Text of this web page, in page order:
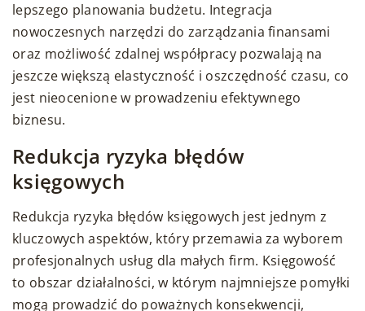
lepszego planowania budżetu. Integracja
nowoczesnych narzędzi do zarządzania finansami
oraz możliwość zdalnej współpracy pozwalają na
jeszcze większą elastyczność i oszczędność czasu, co
jest nieocenione w prowadzeniu efektywnego
biznesu.
Redukcja ryzyka błędów
księgowych
Redukcja ryzyka błędów księgowych jest jednym z
kluczowych aspektów, który przemawia za wyborem
profesjonalnych usług dla małych firm. Księgowość
to obszar działalności, w którym najmniejsze pomyłki
mogą prowadzić do poważnych konsekwencji,